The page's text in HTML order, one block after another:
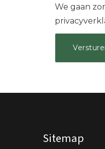
We gaan
Sitemap